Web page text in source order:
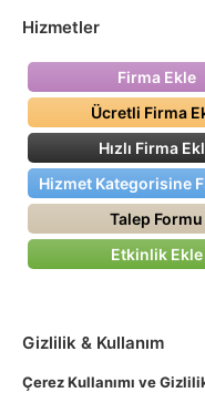
Hizmetler
Firma Ekle
Ücretli Firma
Hızlı Firma
Hizmet Kategorisine
Talep Formu
Etkinlik Ekle
Gizlilik & Kullanım
Çerez Kullanımı ve